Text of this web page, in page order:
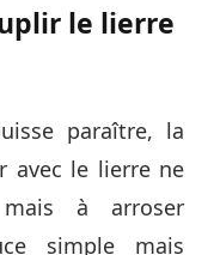
le lierre
paraître, la
avec le lierre ne
à arroser
simple mais